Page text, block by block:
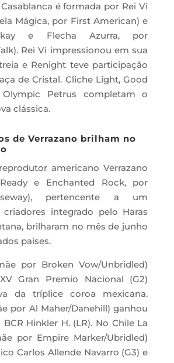
é formada por Rei Vi
Mágica, por First American) e
e Flecha Azurra, por
Rei Vi impressionou em sua
e Renight teve participação
de Cristal. Cliche Light, Good
Petrus completam o
clássica.
de Verrazano brilham no
americano Verrazano
e Enchanted Rock, por
pertencente a um
integrado pelo Haras
brilharam no mês de junho
países.
por Broken Vow/Unbridled)
Gran Premio Nacional (G2)
da tríplice coroa mexicana.
por Al Maher/Danehill) ganhou
Hinkler H. (LR). No Chile La
por Empire Marker/Ubridled)
Carlos Allende Navarro (G3) e